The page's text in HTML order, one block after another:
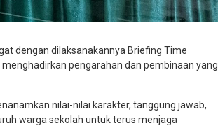
dengan dilaksanakannya Briefing Time
pengarahan dan pembinaan yang
nilai-nilai karakter, tanggung jawab,
warga sekolah untuk terus menjaga